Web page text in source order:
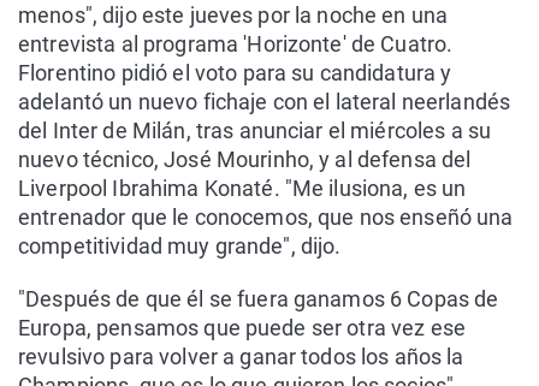
menos", dijo este jueves por la noche en una
entrevista al programa 'Horizonte' de Cuatro.
Florentino pidió el voto para su candidatura y
adelantó un nuevo fichaje con el lateral neerlandés
del Inter de Milán, tras anunciar el miércoles a su
nuevo técnico, José Mourinho, y al defensa del
Liverpool Ibrahima Konaté. "Me ilusiona, es un
entrenador que le conocemos, que nos enseñó una
competitividad muy grande", dijo.
"Después de que él se fuera ganamos 6 Copas de
Europa, pensamos que puede ser otra vez ese
revulsivo para volver a ganar todos los años la